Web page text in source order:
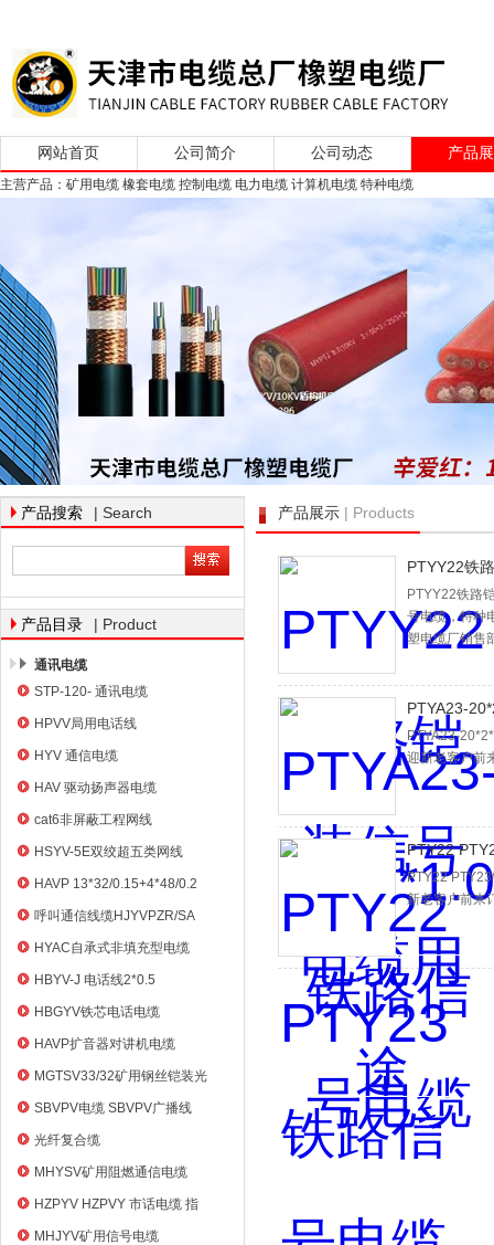
网站首页 公司简介 公司动态 产品
主营产品：矿用电缆 橡套电缆 控制电缆 电力电缆 计算机电缆 特种电缆
产品搜索 | Search
产品目录 | Product
通讯电缆
STP-120- 通讯电缆
HPVV局用电话线
HYV 通信电缆
HAV 驱动扬声器电缆
cat6非屏蔽工程网线
HSYV-5E双绞超五类网线
HAVP 13*32/0.15+4*48/0.2
呼叫通信线缆HJYVPZR/SA
HYAC自承式非填充型电缆
HBYV-J 电话线2*0.5
HBGYV铁芯电话电缆
HAVP扩音器对讲机电缆
MGTSV33/32矿用钢丝铠装光
缆
SBVPV电缆 SBVPV广播线
光纤复合缆
MHYSV矿用阻燃通信电缆
HZPYV HZPVY 市话电缆 指
令通信线
MHJYV矿用信号电缆
产品展示 | Products
PTYY22铁
PTYY22铁路
号电缆，特种
塑电缆厂销售
PTYA23-
PTYA23-
迎新老客户前
PTY22
PTY22
新老客户前来